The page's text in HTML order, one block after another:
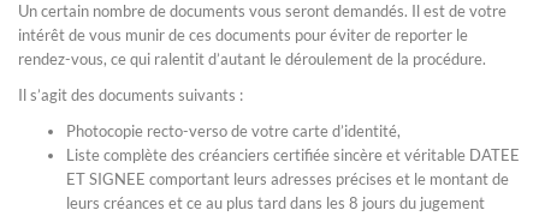
Un certain nombre de documents vous seront demandés. Il est de votre
intérêt de vous munir de ces documents pour éviter de reporter le
rendez-vous, ce qui ralentit d’autant le déroulement de la procédure.
Il s’agit des documents suivants :
Photocopie recto-verso de votre carte d’identité,
Liste complète des créanciers certifiée sincère et véritable DATEE
ET SIGNEE comportant leurs adresses précises et le montant de
leurs créances et ce au plus tard dans les 8 jours du jugement